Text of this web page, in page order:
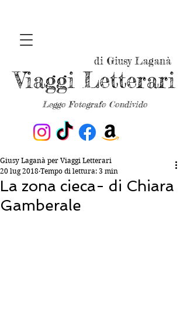
Leggo Fotografo Condivido
Viaggi Letterari
di Giusy Laganà
La zona cieca- di Chiara
Gamberale
Giusy Laganà per Viaggi Letterari
20 lug 2018 Tempo di lettura: 3 min